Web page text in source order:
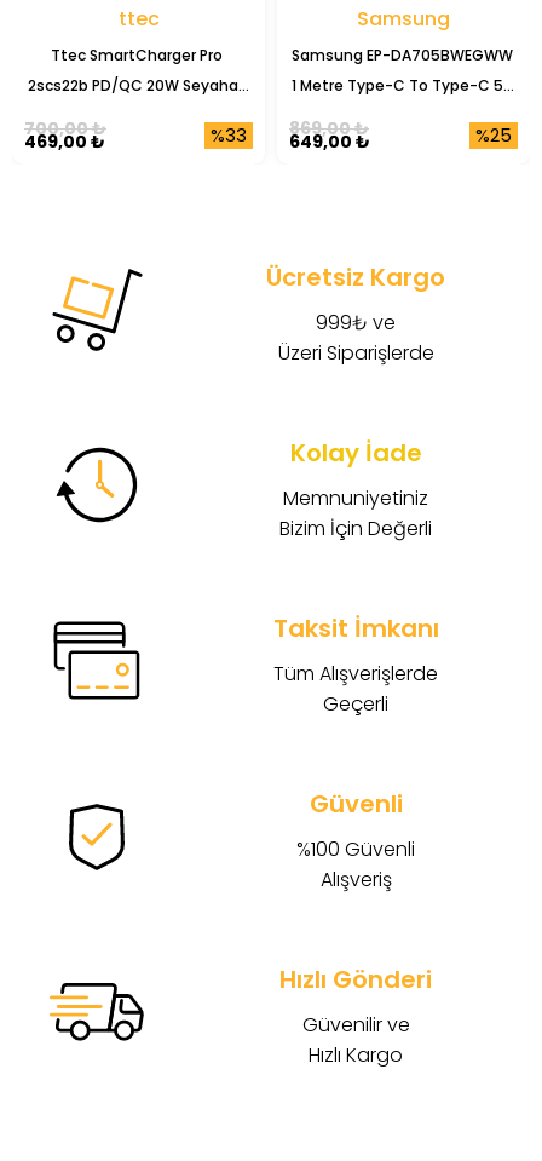
ttec
Ttec SmartCharger Pro
2scs22b PD/QC 20W Seyahat
%33
469,00 ₺
700,00 ₺
Samsung
Samsung EP-DA705BWEGWW
1 Metre Type-C To Type-C 5A
%25
649,00 ₺
869,00 ₺
Ücretsiz Kargo
999₺ ve
Üzeri Siparişlerde
Kolay İade
Memnuniyetiniz
Bizim İçin Değerli
Taksit İmkanı
Tüm Alışverişlerde
Geçerli
Güvenli
%100 Güvenli
Alışveriş
Hızlı Gönderi
Güvenilir ve
Hızlı Kargo